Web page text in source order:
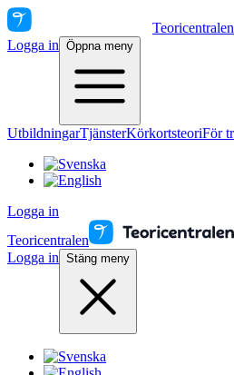
Teoricentralen
Logga in Öppna meny
UtbildningarTjänsterKörkortsteoriFör
Logga in
Teoricentralen
Logga in Stäng meny